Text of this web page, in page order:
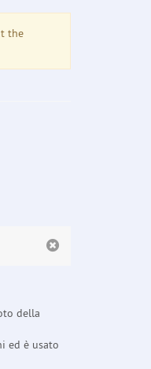
the
della
ed è usato